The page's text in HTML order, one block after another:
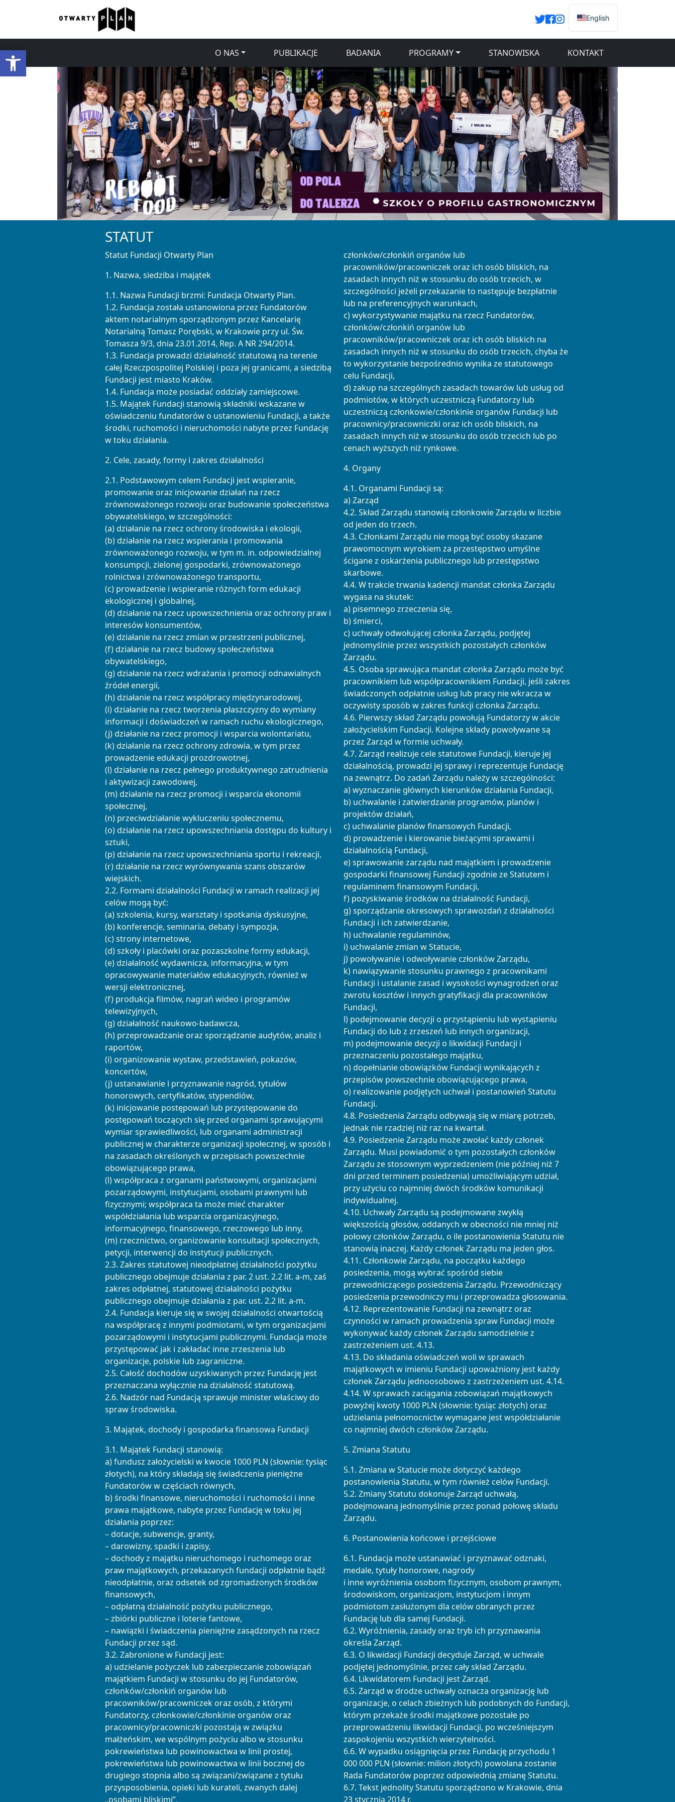
Otwórz pasek narzędzi
English
O NAS PUBLIKACJE BADANIA PROGRAMY STANOWISKA KONTAKT
Poprzedni Następny
STATUT
Statut Fundacji Otwarty Plan
1. Nazwa, siedziba i majątek
1.1. Nazwa Fundacji brzmi: Fundacja Otwarty Plan.
1.2. Fundacja została ustanowiona przez Fundatorów
aktem notarialnym sporządzonym przez Kancelarię
Notarialną Tomasz Porębski, w Krakowie przy ul. Św.
Tomasza 9/3, dnia 23.01.2014, Rep. A NR 294/2014.
1.3. Fundacja prowadzi działalność statutową na terenie
całej Rzeczpospolitej Polskiej i poza jej granicami, a siedzibą
Fundacji jest miasto Kraków.
1.4. Fundacja może posiadać oddziały zamiejscowe.
1.5. Majątek Fundacji stanowią składniki wskazane w
oświadczeniu fundatorów o ustanowieniu Fundacji, a także
środki, ruchomości i nieruchomości nabyte przez Fundację
w toku działania.
2. Cele, zasady, formy i zakres działalności
2.1. Podstawowym celem Fundacji jest wspieranie,
promowanie oraz inicjowanie działań na rzecz
zrównoważonego rozwoju oraz budowanie społeczeństwa
obywatelskiego, w szczególności:
(a) działanie na rzecz ochrony środowiska i ekologii,
(b) działanie na rzecz wspierania i promowania
zrównoważonego rozwoju, w tym m. in. odpowiedzialnej
konsumpcji, zielonej gospodarki, zrównoważonego
rolnictwa i zrównoważonego transportu,
(c) prowadzenie i wspieranie różnych form edukacji
ekologicznej i globalnej,
(d) działanie na rzecz upowszechnienia oraz ochrony praw i
interesów konsumentów,
(e) działanie na rzecz zmian w przestrzeni publicznej,
(f) działanie na rzecz budowy społeczeństwa
obywatelskiego,
(g) działanie na rzecz wdrażania i promocji odnawialnych
źródeł energii,
(h) działanie na rzecz współpracy międzynarodowej,
(i) działanie na rzecz tworzenia płaszczyzny do wymiany
informacji i doświadczeń w ramach ruchu ekologicznego,
(j) działanie na rzecz promocji i wsparcia wolontariatu,
(k) działanie na rzecz ochrony zdrowia, w tym przez
prowadzenie edukacji prozdrowotnej,
(l) działanie na rzecz pełnego produktywnego zatrudnienia
i aktywizacji zawodowej,
(m) działanie na rzecz promocji i wsparcia ekonomii
społecznej,
(n) przeciwdziałanie wykluczeniu społecznemu,
(o) działanie na rzecz upowszechniania dostępu do kultury i
sztuki,
(p) działanie na rzecz upowszechniania sportu i rekreacji,
(r) działanie na rzecz wyrównywania szans obszarów
wiejskich.
2.2. Formami działalności Fundacji w ramach realizacji jej
celów mogą być:
(a) szkolenia, kursy, warsztaty i spotkania dyskusyjne,
(b) konferencje, seminaria, debaty i sympozja,
(c) strony internetowe,
(d) szkoły i placówki oraz pozaszkolne formy edukacji,
(e) działalność wydawnicza, informacyjna, w tym
opracowywanie materiałów edukacyjnych, również w
wersji elektronicznej,
(f) produkcja filmów, nagrań wideo i programów
telewizyjnych,
(g) działalność naukowo-badawcza,
(h) przeprowadzanie oraz sporządzanie audytów, analiz i
raportów,
(i) organizowanie wystaw, przedstawień, pokazów,
koncertów,
(j) ustanawianie i przyznawanie nagród, tytułów
honorowych, certyfikatów, stypendiów,
(k) inicjowanie postępowań lub przystępowanie do
postępowań toczących się przed organami sprawującymi
wymiar sprawiedliwości, lub organami administracji
publicznej w charakterze organizacji społecznej, w sposób i
na zasadach określonych w przepisach powszechnie
obowiązującego prawa,
(l) współpraca z organami państwowymi, organizacjami
pozarządowymi, instytucjami, osobami prawnymi lub
fizycznymi; współpraca ta może mieć charakter
współdziałania lub wsparcia organizacyjnego,
informacyjnego, finansowego, rzeczowego lub inny,
(m) rzecznictwo, organizowanie konsultacji społecznych,
petycji, interwencji do instytucji publicznych.
2.3. Zakres statutowej nieodpłatnej działalności pożytku
publicznego obejmuje działania z par. 2 ust. 2.2 lit. a-m, zaś
zakres odpłatnej, statutowej działalności pożytku
publicznego obejmuje działania z par. ust. 2.2 lit. a-m.
2.4. Fundacja kieruje się w swojej działalności otwartością
na współpracę z innymi podmiotami, w tym organizacjami
pozarządowymi i instytucjami publicznymi. Fundacja może
przystępować jak i zakładać inne zrzeszenia lub
organizacje, polskie lub zagraniczne.
2.5. Całość dochodów uzyskiwanych przez Fundację jest
przeznaczana wyłącznie na działalność statutową.
2.6. Nadzór nad Fundacją sprawuje minister właściwy do
spraw środowiska.
3. Majątek, dochody i gospodarka finansowa Fundacji
3.1. Majątek Fundacji stanowią:
a) fundusz założycielski w kwocie 1000 PLN (słownie: tysiąc
złotych), na który składają się świadczenia pieniężne
Fundatorów w częściach równych,
b) środki finansowe, nieruchomości i ruchomości i inne
prawa majątkowe, nabyte przez Fundację w toku jej
działania poprzez:
– dotacje, subwencje, granty,
– darowizny, spadki i zapisy,
– dochody z majątku nieruchomego i ruchomego oraz
praw majątkowych, przekazanych fundacji odpłatnie bądź
nieodpłatnie, oraz odsetek od zgromadzonych środków
finansowych,
– odpłatną działalność pożytku publicznego,
– zbiórki publiczne i loterie fantowe,
– nawiązki i świadczenia pieniężne zasądzonych na rzecz
Fundacji przez sąd.
3.2. Zabronione w Fundacji jest:
a) udzielanie pożyczek lub zabezpieczanie zobowiązań
majątkiem Fundacji w stosunku do jej Fundatorów,
członków/członkiń organów lub
pracowników/pracowniczek oraz osób, z którymi
Fundatorzy, członkowie/członkinie organów oraz
pracownicy/pracowniczki pozostają w związku
małżeńskim, we wspólnym pożyciu albo w stosunku
pokrewieństwa lub powinowactwa w linii prostej,
pokrewieństwa lub powinowactwa w linii bocznej do
drugiego stopnia albo są związani/związane z tytułu
przysposobienia, opieki lub kurateli, zwanych dalej
„osobami bliskimi”,
członków/członkiń organów lub
pracowników/pracowniczek oraz ich osób bliskich, na
zasadach innych niż w stosunku do osób trzecich, w
szczególności jeżeli przekazanie to następuje bezpłatnie
lub na preferencyjnych warunkach,
c) wykorzystywanie majątku na rzecz Fundatorów,
członków/członkiń organów lub
pracowników/pracowniczek oraz ich osób bliskich na
zasadach innych niż w stosunku do osób trzecich, chyba że
to wykorzystanie bezpośrednio wynika ze statutowego
celu Fundacji,
d) zakup na szczególnych zasadach towarów lub usług od
podmiotów, w których uczestniczą Fundatorzy lub
uczestniczą członkowie/członkinie organów Fundacji lub
pracownicy/pracowniczki oraz ich osób bliskich, na
zasadach innych niż w stosunku do osób trzecich lub po
cenach wyższych niż rynkowe.
4. Organy
4.1. Organami Fundacji są:
a) Zarząd
4.2. Skład Zarządu stanowią członkowie Zarządu w liczbie
od jeden do trzech.
4.3. Członkami Zarządu nie mogą być osoby skazane
prawomocnym wyrokiem za przestępstwo umyślne
ścigane z oskarżenia publicznego lub przestępstwo
skarbowe.
4.4. W trakcie trwania kadencji mandat członka Zarządu
wygasa na skutek:
a) pisemnego zrzeczenia się,
b) śmierci,
c) uchwały odwołującej członka Zarządu, podjętej
jednomyślnie przez wszystkich pozostałych członków
Zarządu.
4.5. Osoba sprawująca mandat członka Zarządu może być
pracownikiem lub współpracownikiem Fundacji, jeśli zakres
świadczonych odpłatnie usług lub pracy nie wkracza w
oczywisty sposób w zakres funkcji członka Zarządu.
4.6. Pierwszy skład Zarządu powołują Fundatorzy w akcie
założycielskim Fundacji. Kolejne składy powoływane są
przez Zarząd w formie uchwały.
4.7. Zarząd realizuje cele statutowe Fundacji, kieruje jej
działalnością, prowadzi jej sprawy i reprezentuje Fundację
na zewnątrz. Do zadań Zarządu należy w szczególności:
a) wyznaczanie głównych kierunków działania Fundacji,
b) uchwalanie i zatwierdzanie programów, planów i
projektów działań,
c) uchwalanie planów finansowych Fundacji,
d) prowadzenie i kierowanie bieżącymi sprawami i
działalnością Fundacji,
e) sprawowanie zarządu nad majątkiem i prowadzenie
gospodarki finansowej Fundacji zgodnie ze Statutem i
regulaminem finansowym Fundacji,
f) pozyskiwanie środków na działalność Fundacji,
g) sporządzanie okresowych sprawozdań z działalności
Fundacji i ich zatwierdzanie,
h) uchwalanie regulaminów,
i) uchwalanie zmian w Statucie,
j) powoływanie i odwoływanie członków Zarządu,
k) nawiązywanie stosunku prawnego z pracownikami
Fundacji i ustalanie zasad i wysokości wynagrodzeń oraz
zwrotu kosztów i innych gratyfikacji dla pracowników
Fundacji,
l) podejmowanie decyzji o przystąpieniu lub wystąpieniu
Fundacji do lub z zrzeszeń lub innych organizacji,
m) podejmowanie decyzji o likwidacji Fundacji i
przeznaczeniu pozostałego majątku,
n) dopełnianie obowiązków Fundacji wynikających z
przepisów powszechnie obowiązującego prawa,
o) realizowanie podjętych uchwał i postanowień Statutu
Fundacji.
4.8. Posiedzenia Zarządu odbywają się w miarę potrzeb,
jednak nie rzadziej niż raz na kwartał.
4.9. Posiedzenie Zarządu może zwołać każdy członek
Zarządu. Musi powiadomić o tym pozostałych członków
Zarządu ze stosownym wyprzedzeniem (nie później niż 7
dni przed terminem posiedzenia) umożliwiającym udział,
przy użyciu co najmniej dwóch środków komunikacji
indywidualnej.
4.10. Uchwały Zarządu są podejmowane zwykłą
większością głosów, oddanych w obecności nie mniej niż
połowy członków Zarządu, o ile postanowienia Statutu nie
stanowią inaczej. Każdy członek Zarządu ma jeden głos.
4.11. Członkowie Zarządu, na początku każdego
posiedzenia, mogą wybrać spośród siebie
przewodniczącego posiedzenia Zarządu. Przewodniczący
posiedzenia przewodniczy mu i przeprowadza głosowania.
4.12. Reprezentowanie Fundacji na zewnątrz oraz
czynności w ramach prowadzenia spraw Fundacji może
wykonywać każdy członek Zarządu samodzielnie z
zastrzeżeniem ust. 4.13.
4.13. Do składania oświadczeń woli w sprawach
majątkowych w imieniu Fundacji upoważniony jest każdy
członek Zarządu jednoosobowo z zastrzeżeniem ust. 4.14.
4.14. W sprawach zaciągania zobowiązań majątkowych
powyżej kwoty 1000 PLN (słownie: tysiąc złotych) oraz
udzielania pełnomocnictw wymagane jest współdziałanie
co najmniej dwóch członków Zarządu.
5. Zmiana Statutu
5.1. Zmiana w Statucie może dotyczyć każdego
postanowienia Statutu, w tym również celów Fundacji.
5.2. Zmiany Statutu dokonuje Zarząd uchwałą,
podejmowaną jednomyślnie przez ponad połowę składu
Zarządu.
6. Postanowienia końcowe i przejściowe
6.1. Fundacja może ustanawiać i przyznawać odznaki,
medale, tytuły honorowe, nagrody
i inne wyróżnienia osobom fizycznym, osobom prawnym,
środowiskom, organizacjom, instytucjom i innym
podmiotom zasłużonym dla celów obranych przez
Fundację lub dla samej Fundacji.
6.2. Wyróżnienia, zasady oraz tryb ich przyznawania
określa Zarząd.
6.3. O likwidacji Fundacji decyduje Zarząd, w uchwale
podjętej jednomyślnie, przez cały skład Zarządu.
6.4. Likwidatorem Fundacji jest Zarząd.
6.5. Zarząd w drodze uchwały oznacza organizację lub
organizacje, o celach zbieżnych lub podobnych do Fundacji,
którym przekaże środki majątkowe pozostałe po
przeprowadzeniu likwidacji Fundacji, po wcześniejszym
zaspokojeniu wszystkich wierzytelności.
6.6. W wypadku osiągnięcia przez Fundację przychodu 1
000 000 PLN (słownie: milion złotych) powołana zostanie
Rada Fundatorów poprzez odpowiednią zmianę Statutu.
6.7. Tekst jednolity Statutu sporządzono w Krakowie, dnia
23 stycznia 2014 r.